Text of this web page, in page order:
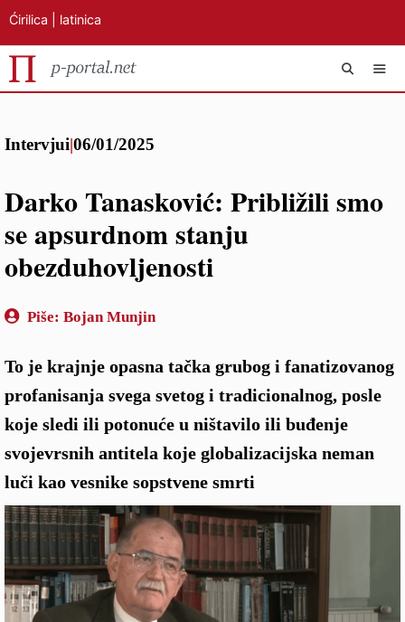
sadržaj
Ćirilica latinica
Intervjui|06/01/2025
Darko Tanasković: Približili smo
se apsurdnom stanju
obezduhovljenosti
Piše: Bojan Munjin
To je krajnje opasna tačka grubog i fanatizovanog
profanisanja svega svetog i tradicionalnog, posle
koje sledi ili potonuće u ništavilo ili buđenje
svojevrsnih antitela koje globalizacijska neman
luči kao vesnike sopstvene smrti